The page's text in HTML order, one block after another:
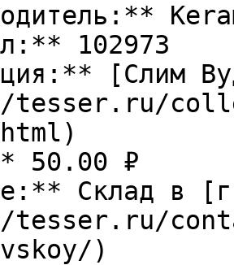
102973
[Слим
50.00 ₽
Склад в
)